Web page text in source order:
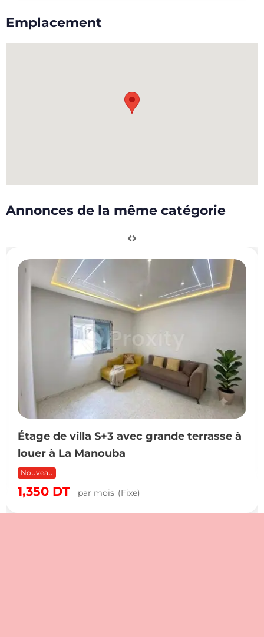
Emplacement
Annonces de la même catégorie
Étage de villa S+3 avec grande terrasse à
louer à La Manouba
Nouveau
1,350 DT par mois (Fixe)